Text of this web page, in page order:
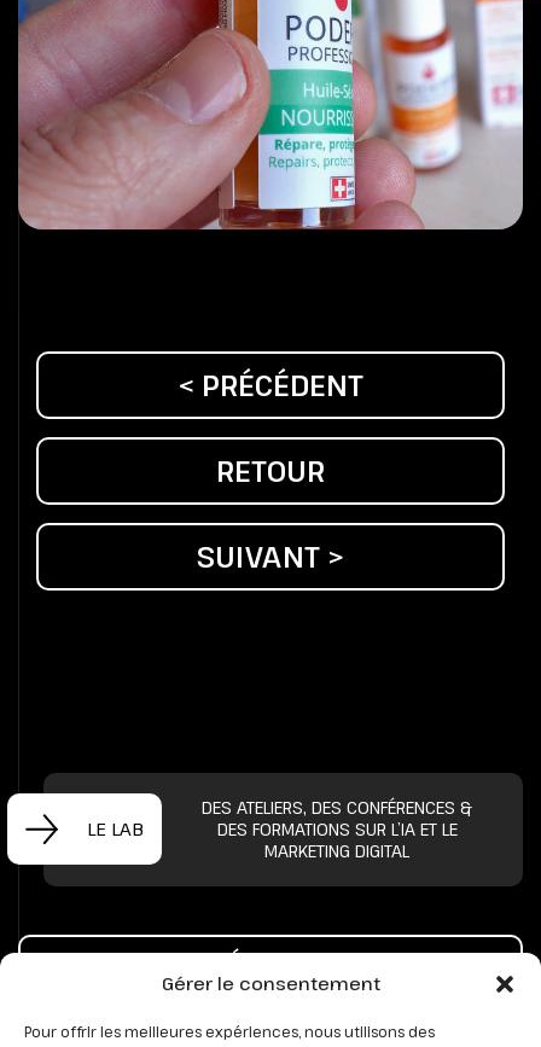
Gérer le consentement
Pour offrir les meilleures expériences, nous utilisons des
< PRÉCÉDENT
RETOUR
SUIVANT >
LE LAB
DES ATELIERS, DES CONFÉRENCES &
DES FORMATIONS SUR L’IA ET LE
MARKETING DIGITAL
PRENONS UN CAFÉ POUR PARLER DE VOTRE
PROJET